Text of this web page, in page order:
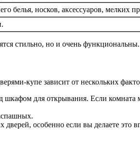
белья, носков, аксессуаров, мелких
стильно, но и очень функциональны.
купе зависит от нескольких
шкафом для открывания. Если
особенно если вы делаете это